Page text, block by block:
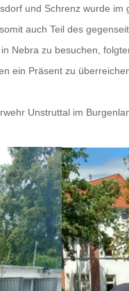
und Schrenz wurde
auch Teil des
Nebra zu besuchen,
ein Präsent zu
Unstruttal im